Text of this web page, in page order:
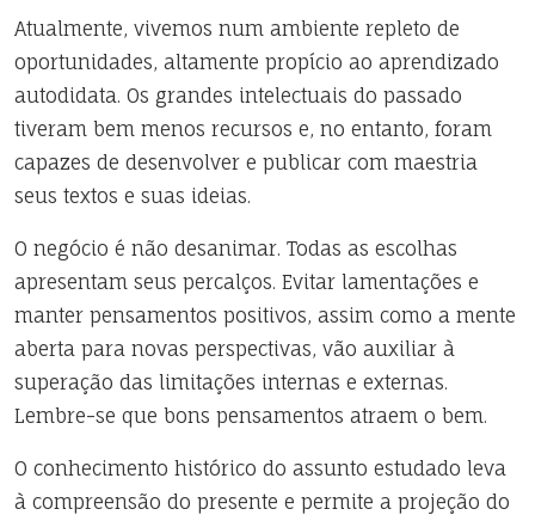
Atualmente, vivemos num ambiente repleto de
oportunidades, altamente propício ao aprendizado
autodidata. Os grandes intelectuais do passado
tiveram bem menos recursos e, no entanto, foram
capazes de desenvolver e publicar com maestria
seus textos e suas ideias.
O negócio é não desanimar. Todas as escolhas
apresentam seus percalços. Evitar lamentações e
manter pensamentos positivos, assim como a mente
aberta para novas perspectivas, vão auxiliar à
superação das limitações internas e externas.
Lembre-se que bons pensamentos atraem o bem.
O conhecimento histórico do assunto estudado leva
à compreensão do presente e permite a projeção do